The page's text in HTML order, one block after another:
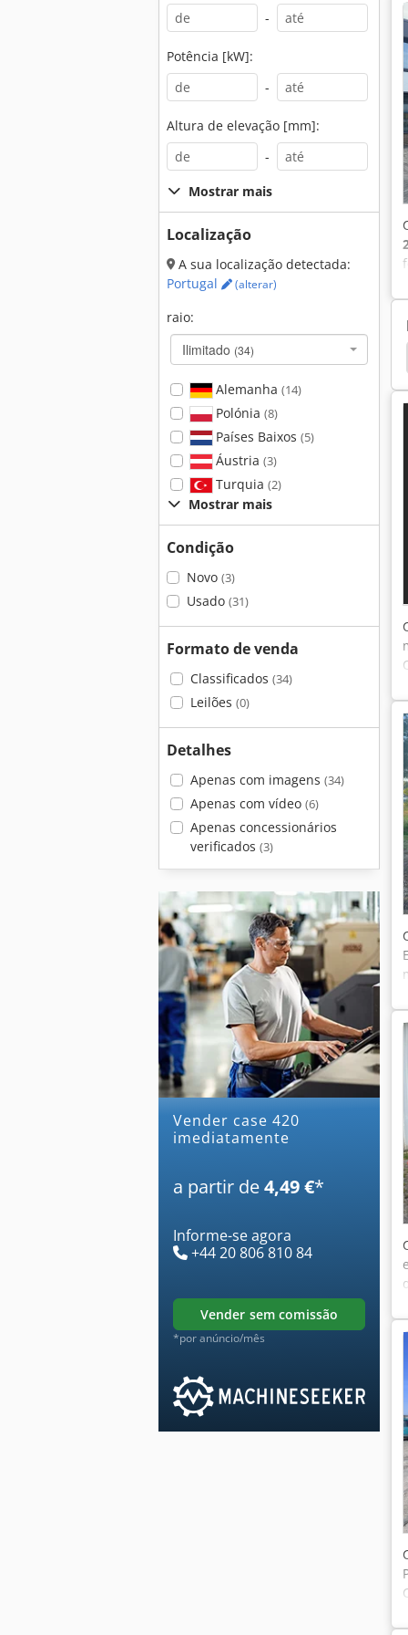
-
Potência [kW]:
-
Altura de elevação [mm]:
-
Mostrar mais
Localização
A sua localização detectada:
Portugal
(alterar)
raio:
Ilimitado (34)
Alemanha (14)
Polónia (8)
Países Baixos (5)
Áustria (3)
Turquia (2)
Mostrar mais
Condição
Novo (3)
Usado (31)
Formato de venda
Classificados (34)
Leilões (0)
Detalhes
Apenas com imagens (34)
Apenas com vídeo (6)
Apenas concessionários
verificados (3)
Vender case 420
imediatamente
a partir de4,49 €*
Informe-se agora
+44 20 806 810 84
vender sem comissão
*por anúncio/mês
Hyundai Gerador Komatsu Wb 93